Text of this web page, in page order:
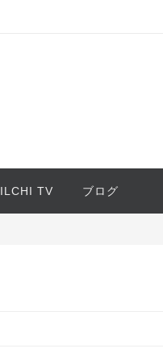
ILCHI TV ブログ